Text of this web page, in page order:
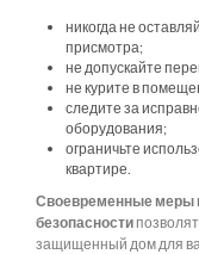
никогда не
присмотра;
не допускайте
не курите в
следите за
оборудования;
ограничьте
квартире.
Своевременные меры
безопасности
защищенный дом для